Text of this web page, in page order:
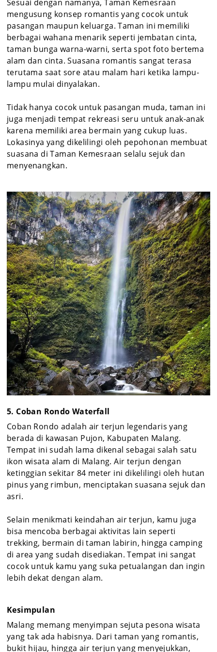
Sesuai dengan namanya, Taman Kemesraan
mengusung konsep romantis yang cocok untuk
pasangan maupun keluarga. Taman ini memiliki
berbagai wahana menarik seperti jembatan cinta,
taman bunga warna-warni, serta spot foto bertema
alam dan cinta. Suasana romantis sangat terasa
terutama saat sore atau malam hari ketika lampu-
lampu mulai dinyalakan.
Tidak hanya cocok untuk pasangan muda, taman ini
juga menjadi tempat rekreasi seru untuk anak-anak
karena memiliki area bermain yang cukup luas.
Lokasinya yang dikelilingi oleh pepohonan membuat
suasana di Taman Kemesraan selalu sejuk dan
menyenangkan.
5. Coban Rondo Waterfall
Coban Rondo adalah air terjun legendaris yang
berada di kawasan Pujon, Kabupaten Malang.
Tempat ini sudah lama dikenal sebagai salah satu
ikon wisata alam di Malang. Air terjun dengan
ketinggian sekitar 84 meter ini dikelilingi oleh hutan
pinus yang rimbun, menciptakan suasana sejuk dan
asri.
Selain menikmati keindahan air terjun, kamu juga
bisa mencoba berbagai aktivitas lain seperti
trekking, bermain di taman labirin, hingga camping
di area yang sudah disediakan. Tempat ini sangat
cocok untuk kamu yang suka petualangan dan ingin
lebih dekat dengan alam.
Kesimpulan
Malang memang menyimpan sejuta pesona wisata
yang tak ada habisnya. Dari taman yang romantis,
bukit hijau, hingga air terjun yang menyejukkan,